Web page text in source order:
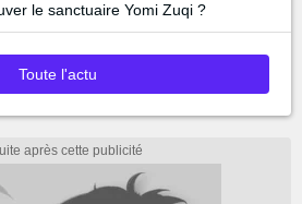
le sanctuaire Yomi Zuqi ?
Toute l'actu